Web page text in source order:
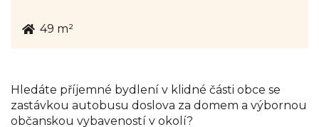
49 m²
Hledáte příjemné bydlení v klidné části obce se
zastávkou autobusu doslova za domem a výbornou
občanskou vybaveností v okolí?